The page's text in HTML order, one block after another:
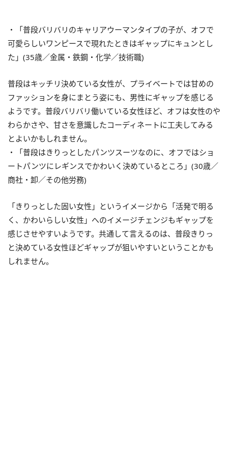
・「普段バリバリのキャリアウーマンタイプの子が、オフで
可愛らしいワンピースで現れたときはギャップにキュンとし
た」(35歳／金属・鉄鋼・化学／技術職)
普段はキッチリ決めている女性が、プライベートでは甘めの
ファッションを身にまとう姿にも、男性にギャップを感じる
ようです。普段バリバリ働いている女性ほど、オフは女性のや
わらかさや、甘さを意識したコーディネートに工夫してみる
とよいかもしれません。
・「普段はきりっとしたパンツスーツなのに、オフではショ
ートパンツにレギンスでかわいく決めているところ」(30歳／
商社・卸／その他労務)
「きりっとした固い女性」というイメージから「活発で明る
く、かわいらしい女性」へのイメージチェンジもギャップを
感じさせやすいようです。共通して言えるのは、普段きりっ
と決めている女性ほどギャップが狙いやすいということかも
しれません。